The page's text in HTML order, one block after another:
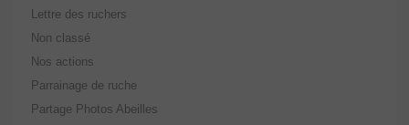
Lettre des ruchers
Non classé
Nos actions
Parrainage de ruche
Partage Photos Abeilles